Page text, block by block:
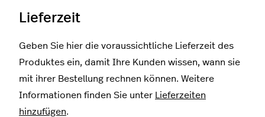
Lieferzeit
Geben Sie hier die voraussichtliche Lieferzeit des
Produktes ein, damit Ihre Kunden wissen, wann sie
mit ihrer Bestellung rechnen können. Weitere
Informationen finden Sie unter
Lieferzeiten
hinzufügen.